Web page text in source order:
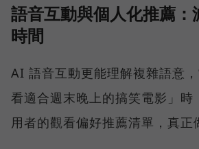
語音互動與個人化推薦：
時間
AI 語音互動更能理解複雜語意
看適合週末晚上的搞笑電影」時
用者的觀看偏好推薦清單，真正